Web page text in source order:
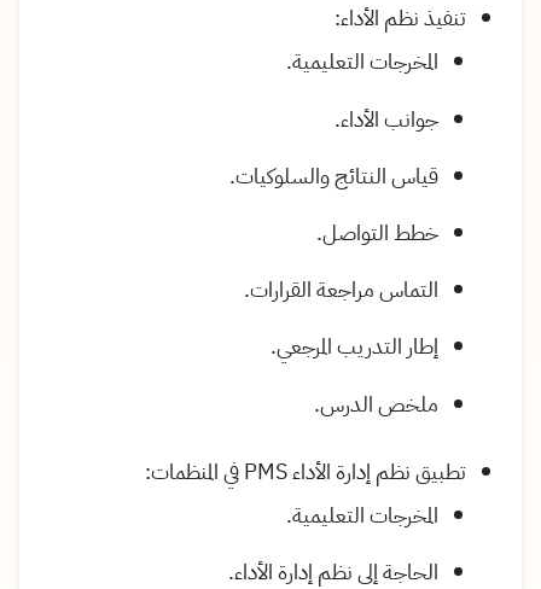
تنفيذ نظم الأداء:
المخرجات التعليمية.
جوانب الأداء.
قياس النتائج والسلوكيات.
خطط التواصل.
التماس مراجعة القرارات.
إطار التدريب المرجعي.
ملخص الدرس.
تطبيق نظم إدارة الأداءPMSفي المنظمات:
المخرجات التعليمية.
الحاجة إلى نظم إدارة الأداء.